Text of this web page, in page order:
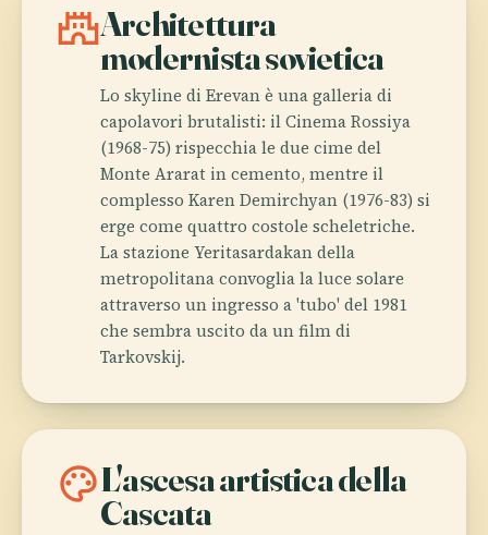
castleArchitettura
modernista sovietica
Lo skyline di Erevan è una galleria di
capolavori brutalisti: il Cinema Rossiya
(1968-75) rispecchia le due cime del
Monte Ararat in cemento, mentre il
complesso Karen Demirchyan (1976-83) si
erge come quattro costole scheletriche.
La stazione Yeritasardakan della
metropolitana convoglia la luce solare
attraverso un ingresso a 'tubo' del 1981
che sembra uscito da un film di
Tarkovskij.
paletteL'ascesa artistica della
Cascata